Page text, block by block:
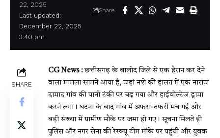
Last updated:
December 22, 2025
3:40 pm
22, 2025
Share
SHARE
CG News :छत्तीसगढ़ के बालोद जिले से एक हैरान कर देने
वाला मामला सामने आया है, जहां नशे की हालत में एक नाराज
दामाद गांव की पानी टंकी पर चढ़ गया और हाईवोल्टेज ड्रामा
करने लगा। घटना के बाद गांव में अफरा-तफरी मच गई और
बड़ी संख्या में ग्रामीण मौके पर जमा हो गए। सूचना मिलते ही
पुलिस और नगर सेना की रेस्क्यू टीम मौके पर पहुंची और युवक